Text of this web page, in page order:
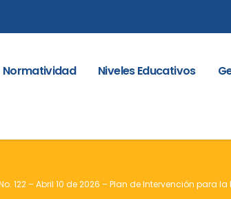
Normatividad Niveles Educativos
122 – Abril 10 de 2026 – Plan de Intervención para